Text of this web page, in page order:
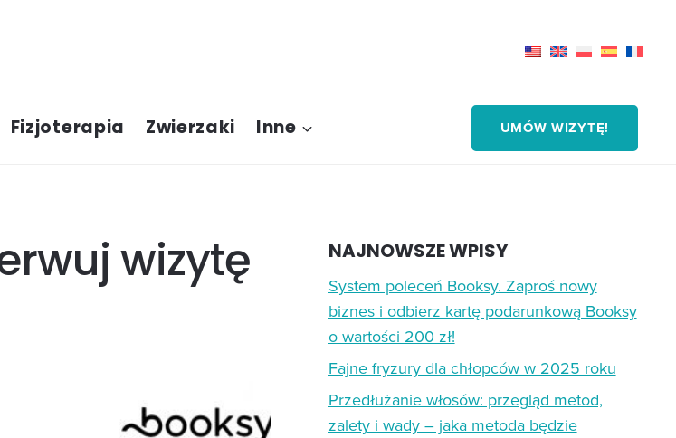
Fizjoterapia Zwierzaki Inne UMÓW WIZYTĘ!
wizytę NAJNOWSZE WPISY
System poleceń Booksy. Zaproś nowy
biznes i odbierz kartę podarunkową Booksy
o wartości 200 zł!
Fajne fryzury dla chłopców w 2025 roku
Przedłużanie włosów: przegląd metod,
zalety i wady – jaka metoda będzie